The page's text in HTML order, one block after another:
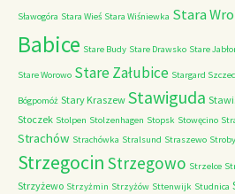
Sławogóra Stara Wieś Stara Wiśniewka Stara
Babice Stare Budy Stare Drawsko Stare
Stare Worowo Stare Załubice Stargard
Bógpomóż Stary Kraszew Stawiguda
Stoczek Stolpen Stolzenhagen Stopsk Stowęcino
Strachów Strachówka Stralsund Straszewo Stroby
Strzegocin Strzegowo Strzelce
Strzyżewo Strzyżmin Strzyżów Sttenwijk Studnica